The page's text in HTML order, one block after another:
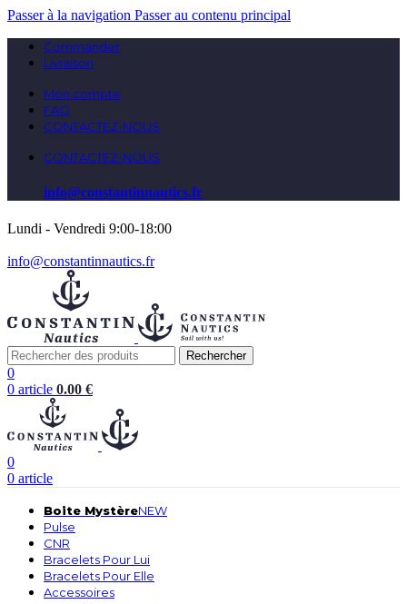
Passer à la navigation Passer au contenu principal
Commander
Livraison
Mon compte
FAQ
CONTACTEZ-NOUS
CONTACTEZ-NOUS
info@constantinnautics.fr
Lundi - Vendredi 9:00-18:00
info@constantinnautics.fr
Rechercher
0
0 article 0.00 €
0
0 article
Boite MystèreNEW
Pulse
CNR
Bracelets Pour Lui
Bracelets Pour Elle
Accessoires